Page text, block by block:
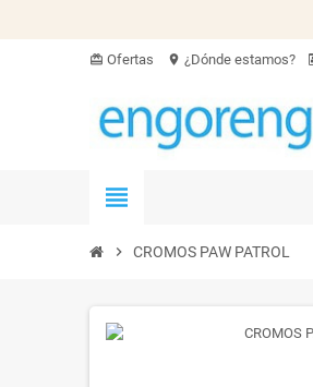
card_giftcard Ofertas location_on ¿Dónde estamos?
view_headline
chevron_right CROMOS PAW PATROL